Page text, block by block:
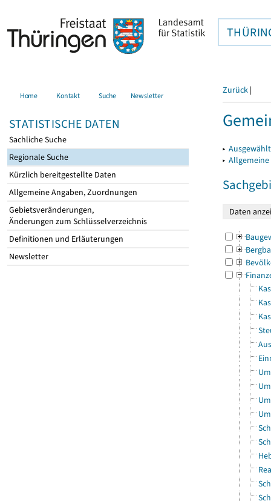
Home Kontakt Suche Newsletter
STATISTISCHE DATEN
Sachliche Suche
Regionale Suche
Kürzlich bereitgestellte Daten
Allgemeine Angaben, Zuordnungen
Gebietsveränderungen,
Änderungen zum Schlüsselverzeichnis
Definitionen und Erläuterungen
Newsletter
Zurück |
▸
▸